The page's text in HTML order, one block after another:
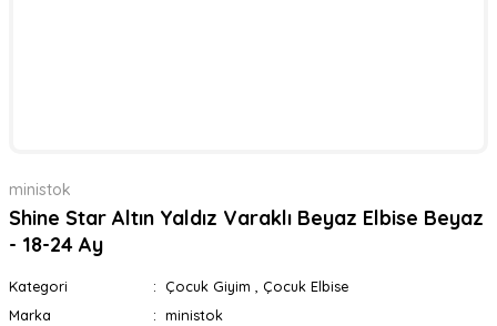
ministok
Shine Star Altın Yaldız Varaklı Beyaz Elbise Beyaz
- 18-24 Ay
Kategori Çocuk Giyim
Çocuk Elbise
Marka
ministok